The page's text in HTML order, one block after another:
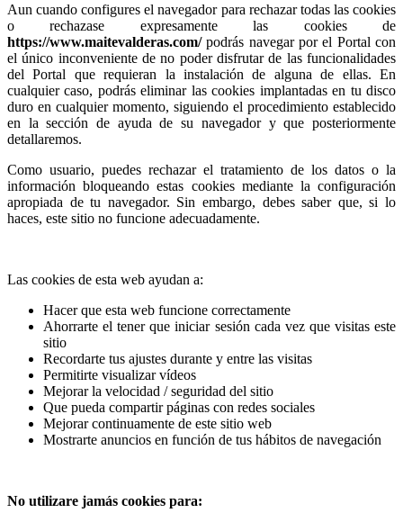
Aun cuando configures el navegador para rechazar todas las cookies
o rechazase expresamente las cookies de
https://www.maitevalderas.com/podrás navegar por el Portal con
el único inconveniente de no poder disfrutar de las funcionalidades
del Portal que requieran la instalación de alguna de ellas. En
cualquier caso, podrás eliminar las cookies implantadas en tu disco
duro en cualquier momento, siguiendo el procedimiento establecido
en la sección de ayuda de su navegador y que posteriormente
detallaremos.
Como usuario, puedes rechazar el tratamiento de los datos o la
información bloqueando estas cookies mediante la configuración
apropiada de tu navegador. Sin embargo, debes saber que, si lo
haces, este sitio no funcione adecuadamente.
Las cookies de esta web ayudan a:
Hacer que esta web funcione correctamente
Ahorrarte el tener que iniciar sesión cada vez que visitas este
sitio
Recordarte tus ajustes durante y entre las visitas
Permitirte visualizar vídeos
Mejorar la velocidad / seguridad del sitio
Que pueda compartir páginas con redes sociales
Mejorar continuamente de este sitio web
Mostrarte anuncios en función de tus hábitos de navegación
No utilizare jamás cookies para: